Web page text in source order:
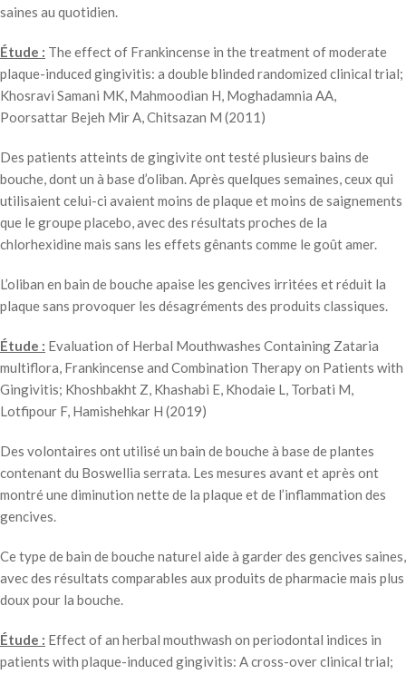
saines au quotidien.
Étude : The effect of Frankincense in the treatment of moderate
plaque-induced gingivitis: a double blinded randomized clinical trial;
Khosravi Samani MK, Mahmoodian H, Moghadamnia AA,
Poorsattar Bejeh Mir A, Chitsazan M (2011)
Des patients atteints de gingivite ont testé plusieurs bains de
bouche, dont un à base d’oliban. Après quelques semaines, ceux qui
utilisaient celui-ci avaient moins de plaque et moins de saignements
que le groupe placebo, avec des résultats proches de la
chlorhexidine mais sans les effets gênants comme le goût amer.
L’oliban en bain de bouche apaise les gencives irritées et réduit la
plaque sans provoquer les désagréments des produits classiques.
Étude : Evaluation of Herbal Mouthwashes Containing Zataria
multiflora, Frankincense and Combination Therapy on Patients with
Gingivitis; Khoshbakht Z, Khashabi E, Khodaie L, Torbati M,
Lotfipour F, Hamishehkar H (2019)
Des volontaires ont utilisé un bain de bouche à base de plantes
contenant du Boswellia serrata. Les mesures avant et après ont
montré une diminution nette de la plaque et de l’inflammation des
gencives.
Ce type de bain de bouche naturel aide à garder des gencives saines,
avec des résultats comparables aux produits de pharmacie mais plus
doux pour la bouche.
Étude : Effect of an herbal mouthwash on periodontal indices in
patients with plaque-induced gingivitis: A cross-over clinical trial;